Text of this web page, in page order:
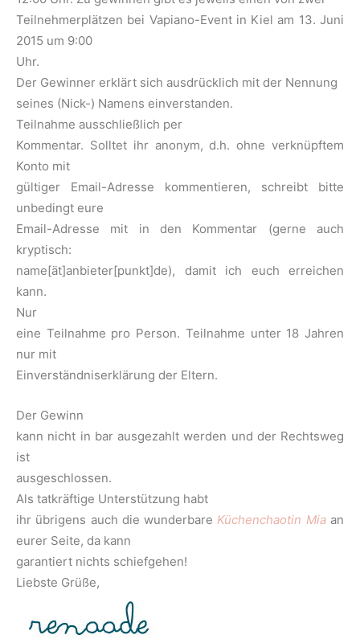
Teilnehmerplätzen bei Vapiano-Event in Kiel am 13. Juni
2015 um 9:00
Uhr.
Der Gewinner erklärt sich ausdrücklich mit der Nennung
seines (Nick-) Namens einverstanden.
Teilnahme ausschließlich per
Kommentar. Solltet ihr anonym, d.h. ohne verknüpftem
Konto mit
gültiger Email-Adresse kommentieren, schreibt bitte
unbedingt eure
Email-Adresse mit in den Kommentar (gerne auch
kryptisch:
name[ät]anbieter[punkt]de), damit ich euch erreichen
kann.
Nur
eine Teilnahme pro Person. Teilnahme unter 18 Jahren
nur mit
Einverständniserklärung der Eltern.
Der Gewinn
kann nicht in bar ausgezahlt werden und der Rechtsweg
ist
ausgeschlossen.
Als tatkräftige Unterstützung habt
ihr übrigens auch die wunderbare Küchenchaotin Miaan
eurer Seite, da kann
garantiert nichts schiefgehen!
Liebste Grüße,